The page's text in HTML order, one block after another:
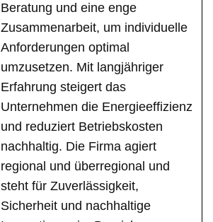
Beratung und eine enge
Zusammenarbeit, um individuelle
Anforderungen optimal
umzusetzen. Mit langjähriger
Erfahrung steigert das
Unternehmen die Energieeffizienz
und reduziert Betriebskosten
nachhaltig. Die Firma agiert
regional und überregional und
steht für Zuverlässigkeit,
Sicherheit und nachhaltige